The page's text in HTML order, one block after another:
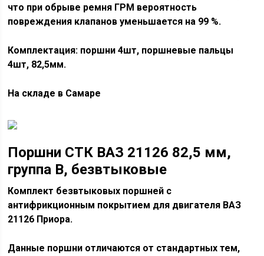
что при обрыве ремня ГРМ вероятность
повреждения клапанов уменьшается на 99 %.
Комплектация: поршни 4шт, поршневые пальцы
4шт, 82,5мм.
На складе в Самаре
Поршни СТК ВАЗ 21126 82,5 мм,
группа B, безвтыковые
Комплект безвтыковых поршней с
антифрикционным покрытием для двигателя ВАЗ
21126 Приора.
Данные поршни отличаются от стандартных тем,